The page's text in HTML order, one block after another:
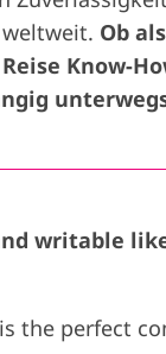
Ob
Know-
writable
the perfect